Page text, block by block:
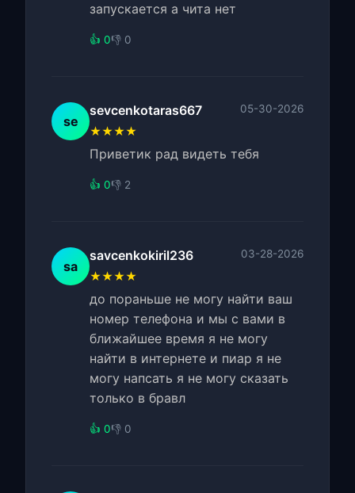
запускается а чита нет
👍 0👎 0
se
sevcenkotaras667 05-30-2026
★★★★
Приветик рад видеть тебя
👍 0👎 2
sa
savcenkokiril236 03-28-2026
★★★★
до пораньше не могу найти ваш
номер телефона и мы с вами в
ближайшее время я не могу
найти в интернете и пиар я не
могу напсать я не могу сказать
только в бравл
👍 0👎 0